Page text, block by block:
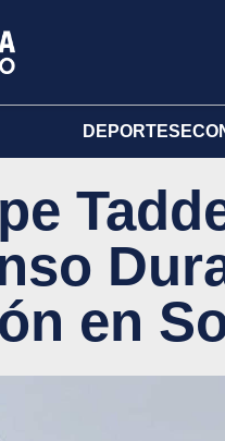
DEPORTES
en